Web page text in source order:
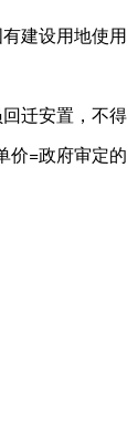
建设用地使
迁安置，不
=政府审定